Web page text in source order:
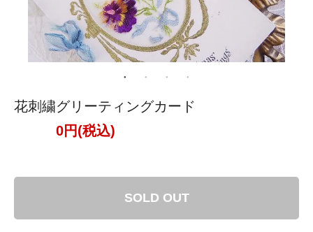
花刺繍グリーティングカード
0円(税込)
SOLD OUT